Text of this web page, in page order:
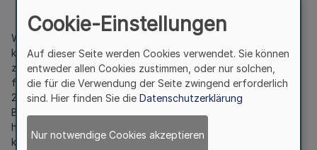
Wir haben den Jahresabschluss des KDN – Dachverband
kommunaler IT-Dienstleister, Köln, - bestehend aus der Bilanz
zum 31. Dezember 2018 und der Gewinn- und Verlustrechnung
für das Wirtschaftsjahr vom 1. Januar bis zum 31. Dezember
2018 sowie dem Anhang, einschließlich der Darstellung der
Bilanzierungs- und Bewertungsmethoden - geprüft. Darüber
hinaus haben wir den Lagebericht des KDN – Dachverband
kommunaler IT-Dienstleister für das Wirtschaftsjahr vom 1.
Cookie-Einstellungen
Auf dieser Seite werden Cookies verwendet. Sie können
entweder allen Cookies zustimmen, oder nur solchen,
die für die Verwendung der Seite zwingend erforderlich
sind. Hier finden Sie die Datenschutzerklärung
Nur notwendige Cookies akzeptieren